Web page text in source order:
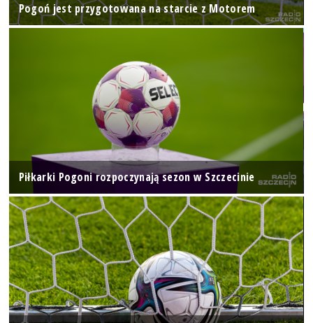
Pogoń jest przygotowana na starcie z Motorem
Piłkarki Pogoni rozpoczynają sezon w Szczecinie